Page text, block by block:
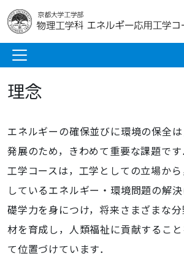
理念
エネルギーの確保並びに環境の保全
発展のため，きわめて重要な課題で
工学コースは，工学としての立場か
しているエネルギー・環境問題の解
礎学力を身につけ，将来さまざまな
材を育成し，人類福祉に貢献するこ
て位置づけています．